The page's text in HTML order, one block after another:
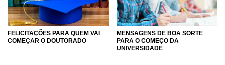
FELICITAÇÕES PARA QUEM VAI
COMEÇAR O DOUTORADO
MENSAGENS DE BOA SORTE
PARA O COMEÇO DA
UNIVERSIDADE